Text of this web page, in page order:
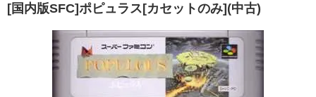
[国内版SFC]ポピュラス[カセットのみ](中古)